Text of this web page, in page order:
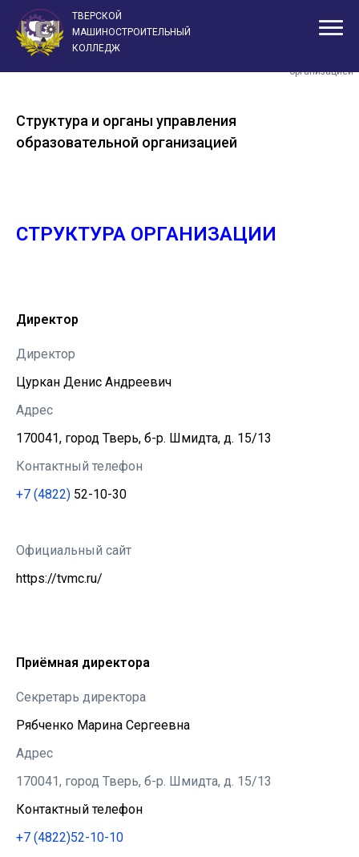
ТВЕРСКОЙ
МАШИНОСТРОИТЕЛЬНЫЙ
КОЛЛЕДЖ
Главная Сведения об образовательной организации
Структура и
органы
организацией
Структура и органы управления
образовательной организацией
СТРУКТУРА ОРГАНИЗАЦИИ
Директор
Директор
Цуркан Денис Андреевич
Адрес
170041, город Тверь, б-р. Шмидта, д. 15/13
Контактный телефон
+7 (4822) 52-10-30
Официальный сайт
https://tvmc.ru/
Приёмная директора
Секретарь директора
Рябченко Марина Сергеевна
Адрес
170041, город Тверь, б-р. Шмидта, д. 15/13
Контактный телефон
+7 (4822)52-10-10